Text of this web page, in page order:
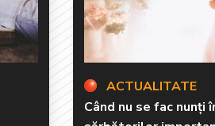
ACTUALITATE
Când nu se fac nunți